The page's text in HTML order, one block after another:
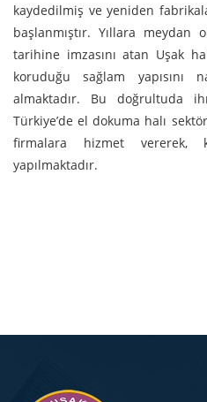
kaydedilmiş ve yeniden
başlanmıştır. Yıllara meydan
tarihine imzasını atan Uşak
koruduğu sağlam
almaktadır. Bu doğrultuda
Türkiye’de el dokuma halı
firmalara hizmet vererek,
yapılmaktadır.